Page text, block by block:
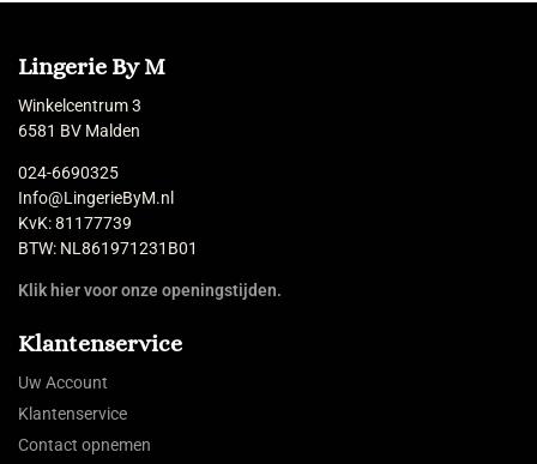
Lingerie By M
Winkelcentrum 3
6581 BV Malden
024-6690325
Info@LingerieByM.nl
KvK: 81177739
BTW: NL861971231B01
Klik hier voor onze openingstijden.
Klantenservice
Uw Account
Klantenservice
Contact opnemen